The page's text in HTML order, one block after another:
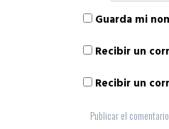
Guarda mi
Recibir un
Recibir un